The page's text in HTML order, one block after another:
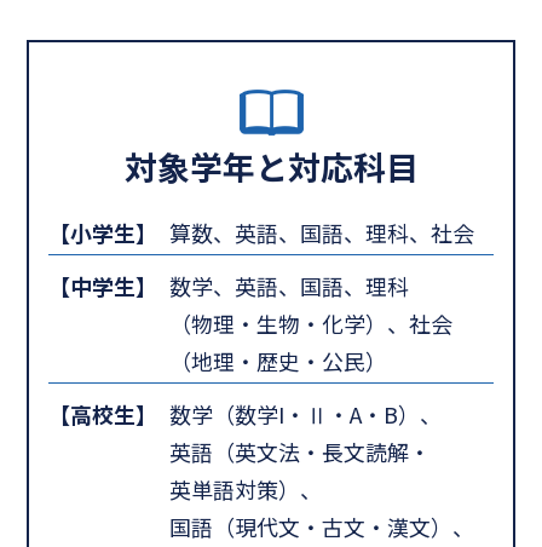
対象学年と対応科目
【小学生】
算数、英語、国語、理科、社会
【中学生】
数学、英語、国語、理科
（物理・生物・化学）、社会
（地理・歴史・公民）
【高校生】
数学（数学I・Ⅱ・A・B）、
英語（英文法・長文読解・
英単語対策）、
国語（現代文・古文・漢文）、